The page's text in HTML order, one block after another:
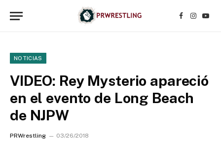
Facebook
NOTICIAS
VIDEO: Rey Mysterio apareció
en el evento de Long Beach
de NJPW
PRWrestling 03/26/2018